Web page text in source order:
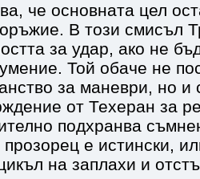
че основната цел
В този смисъл
за удар, ако не
Той обаче не
за маневри, но и
от Техеран за
подхранва
прозорец е истински,
на заплахи и